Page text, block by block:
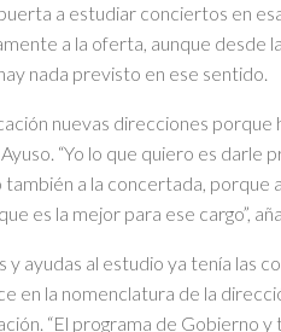
a estudiar conciertos en
a la oferta, aunque desde
nada previsto en ese sentido.
nuevas direcciones porque
“Yo lo que quiero es darle
a la concertada, porque
es la mejor para ese cargo”,
y ayudas al estudio ya tenía las
en la nomenclatura de la
“El programa de Gobierno y